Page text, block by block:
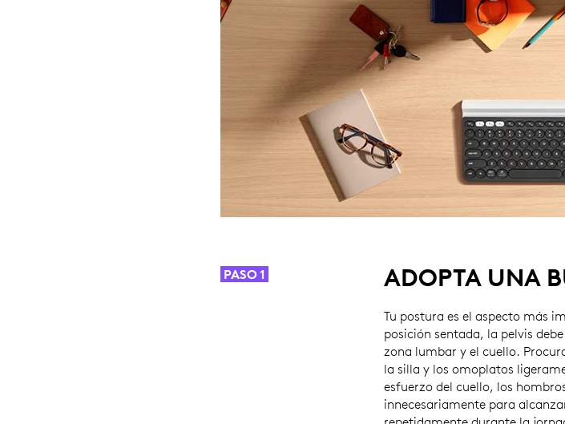
PASO 1 ADOPTA UNA
Tu postura es el aspecto más
posición sentada, la pelvis
zona lumbar y el cuello.
la silla y los omoplatos
esfuerzo del cuello, los
innecesariamente para